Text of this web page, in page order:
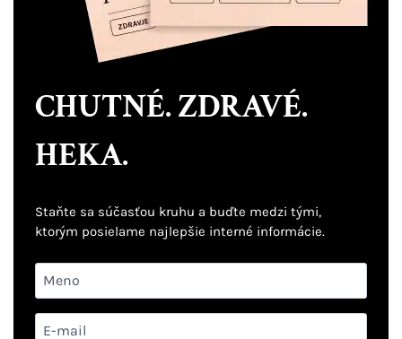
CHUTNÉ. ZDRAVÉ.
HEKA.
Staňte sa súčasťou kruhu a buďte medzi tými,
ktorým posielame najlepšie interné informácie.
Vstupné
pole
–Emailové